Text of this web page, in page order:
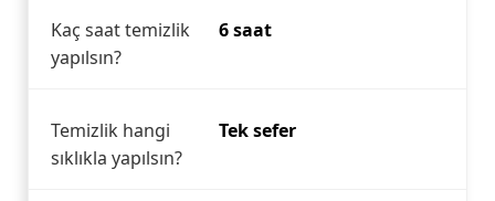
Kaç saat temizlik
yapılsın?
6 saat
Temizlik hangi
sıklıkla yapılsın?
Tek sefer